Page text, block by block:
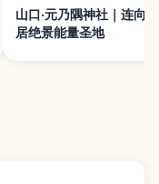
山口·元乃隅神社｜连向
居绝景能量圣地